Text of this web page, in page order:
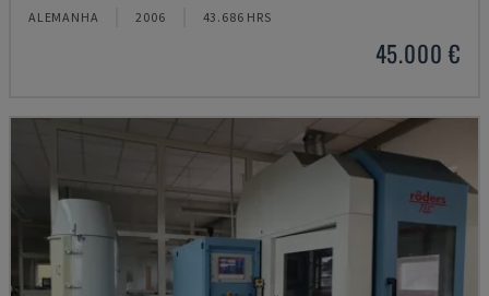
ALEMANHA 2006 43.686 HRS
45.000 €